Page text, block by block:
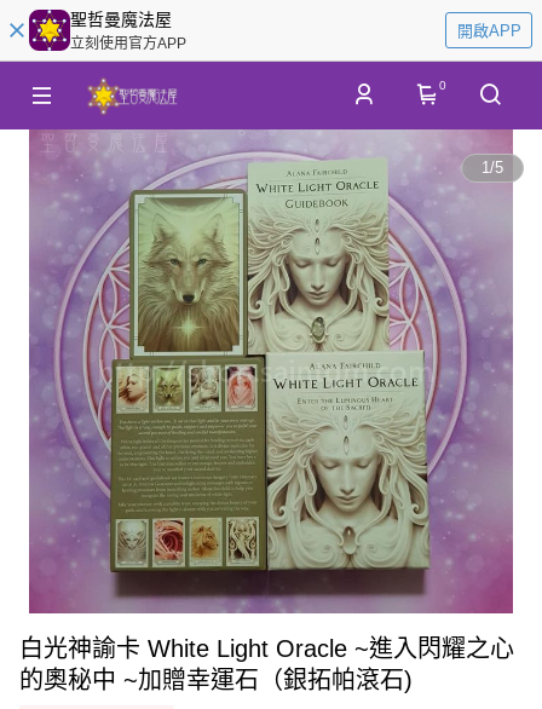
聖哲曼魔法屋
立刻使用官方APP
開啟APP
0
1/5
白光神諭卡 White Light Oracle ~進入閃耀之心
的奧秘中 ~加贈幸運石（銀拓帕滾石)